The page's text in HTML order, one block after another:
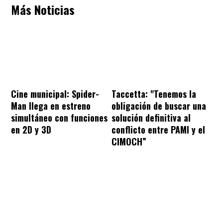
Más Noticias
Cine municipal: Spider-
Man llega en estreno
simultáneo con funciones
en 2D y 3D
Taccetta: "Tenemos la
obligación de buscar una
solución definitiva al
conflicto entre PAMI y el
CIMOCH”